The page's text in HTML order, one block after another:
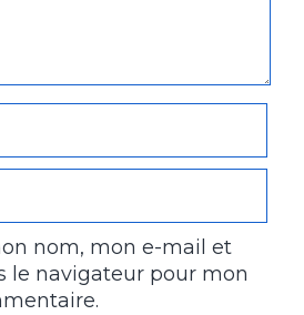
nom, mon e-mail et
le navigateur pour mon